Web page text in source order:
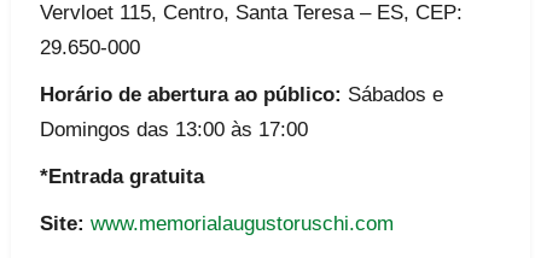
Vervloet 115, Centro, Santa Teresa – ES, CEP:
29.650-000
Horário de abertura ao público: Sábados e
Domingos das 13:00 às 17:00
*Entrada gratuita
Site: www.memorialaugustoruschi.com